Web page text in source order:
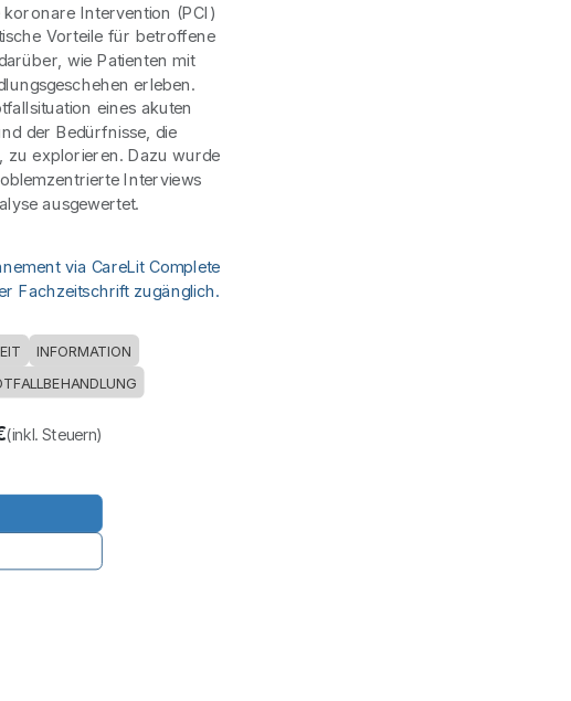
Intervention (PCI)
Vorteile für betroffene
wie Patienten mit
erleben.
eines akuten
der Bedürfnisse, die
zu explorieren. Dazu wurde
Interviews
ausgewertet.
via CareLit Complete
Fachzeitschrift zugänglich.
INFORMATION
(inkl. Steuern)